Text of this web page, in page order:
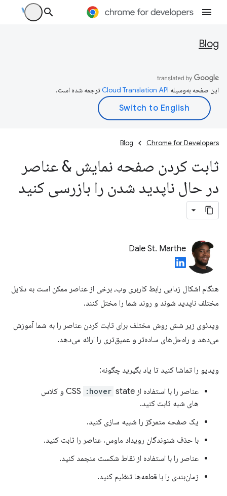
Blog
این صفحه به‌وسیله ترجمه شده است.
Chrome for Developers
Blog
ثابت کردن صفحه نمایش & عناصر
در حال ناپدید شدن را بازرسی کنید
Dale St. Marthe
هنگام اشکال زدایی رابط کاربری وب، برخی از عناصر ممکن است به دلایل
مختلف ناپدید شوند و روند شما را مختل کنند.
ویدئوی زیر شش روش مختلف برای ثابت کردن عناصر را به شما آموزش
می‌دهد و راه‌حل‌های ساده‌تر و عمیق‌تری را ارائه می‌دهد.
ویدیو را تماشا کنید تا یاد بگیرید چگونه:
عناصر را با استفاده از CSS :hover
state و کلاس
های شبه ثابت کنید.
یک صفحه متمرکز را شبیه سازی کنید.
با حذف شنوندگان رویداد ماوس، عناصر را ثابت کنید.
عناصر را با استفاده از نقاط شکست منجمد کنید.
زمان‌بندی را با قطعه‌ها تنظیم کنید.